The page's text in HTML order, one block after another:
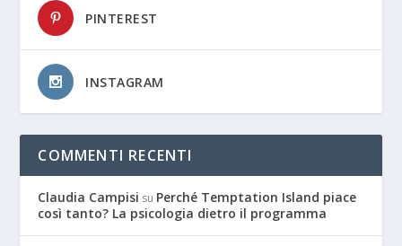
PINTEREST
INSTAGRAM
COMMENTI RECENTI
Claudia Campisi su Perché Temptation Island piace
così tanto? La psicologia dietro il programma